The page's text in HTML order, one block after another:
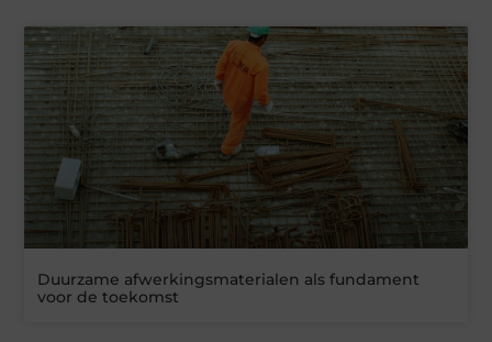
Duurzame afwerkingsmaterialen als fundament
voor de toekomst